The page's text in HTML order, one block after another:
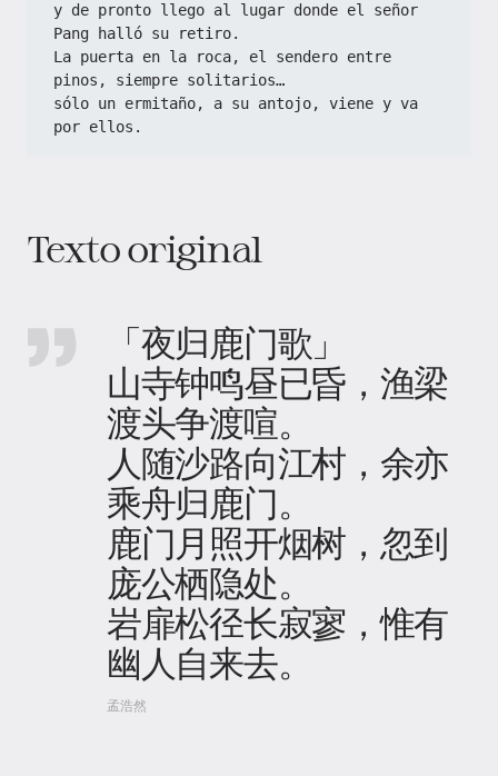
y de pronto llego al lugar donde el señor
Pang halló su retiro.
La puerta en la roca, el sendero entre
pinos, siempre solitarios…
sólo un ermitaño, a su antojo, viene y va
por ellos.
Texto original
「夜归鹿门歌」
山寺钟鸣昼已昏，渔梁
渡头争渡喧。
人随沙路向江村，余亦
乘舟归鹿门。
鹿门月照开烟树，忽到
庞公栖隐处。
岩扉松径长寂寥，惟有
幽人自来去。
孟浩然